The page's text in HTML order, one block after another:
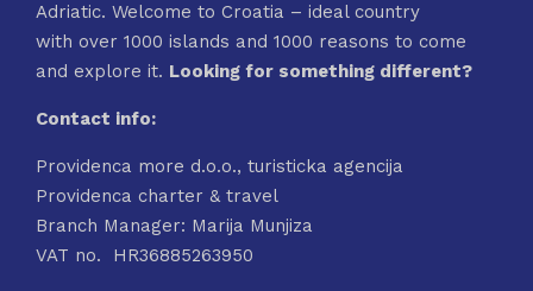
Adriatic. Welcome to Croatia – ideal country
with over 1000 islands and 1000 reasons to come
and explore it. Looking for something different?
Contact info:
Providenca more d.o.o., turisticka agencija
Providenca charter & travel
Branch Manager: Marija Munjiza
VAT no. HR36885263950